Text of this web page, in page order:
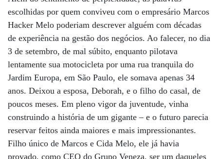
escolhidas por quem conviveu com o empresário Marcos
Hacker Melo poderiam descrever alguém com décadas
de experiência na gestão dos negócios. Ao falecer, no dia
3 de setembro, de mal súbito, enquanto pilotava
lentamente sua motocicleta por uma rua tranquila do
Jardim Europa, em São Paulo, ele somava apenas 34
anos. Deixou a esposa, Deborah, e o filho do casal, de
poucos meses. Em pleno vigor da juventude, vinha
construindo a história de um gigante – e o futuro parecia
reservar feitos ainda maiores e mais impressionantes.
Filho único de Marcos e Cida Melo, ele já havia
provado, como CEO do Grupo Veneza, ser um daqueles